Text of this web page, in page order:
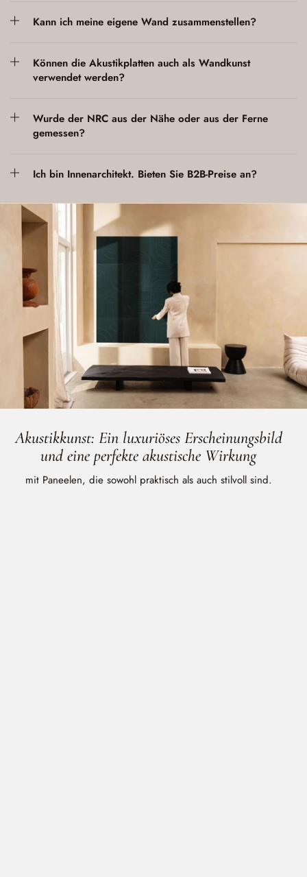
Kann ich meine eigene Wand zusammenstellen?
Können die Akustikplatten auch als Wandkunst
verwendet werden?
Wurde der NRC aus der Nähe oder aus der Ferne
gemessen?
Ich bin Innenarchitekt. Bieten Sie B2B-Preise an?
Akustikkunst: Ein luxuriöses Erscheinungsbild
und eine perfekte akustische Wirkung
mit Paneelen, die sowohl praktisch als auch stilvoll sind.